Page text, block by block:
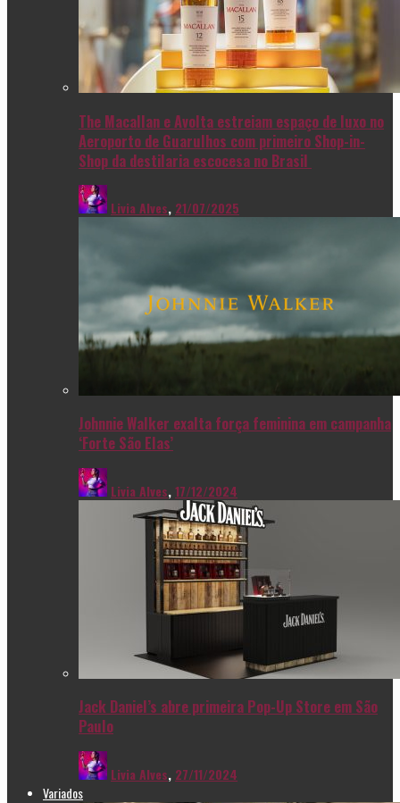
The Macallan e Avolta estreiam espaço de luxo no
Aeroporto de Guarulhos com primeiro Shop-in-
Shop da destilaria escocesa no Brasil
Livia Alves, 21/07/2025
Johnnie Walker exalta força feminina em campanha
‘Forte São Elas’
Livia Alves,17/12/2024
Jack Daniel’s abre primeira Pop-Up Store em São
Paulo
Livia Alves, 27/11/2024
Variados